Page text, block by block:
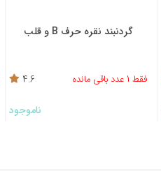
گردنبند نقره حرف B و قلب
فقط 1 عدد باقی مانده
4.6
ناموجود